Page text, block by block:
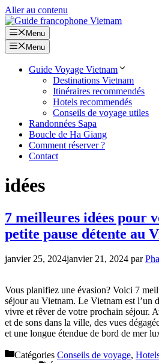
Aller au contenu
Menu
Menu
Guide Voyage Vietnam
Destinations Vietnam
Itinéraires recommendés
Hotels recommendés
Conseils de voyage utiles
Randonnées Sapa
Boucle de Ha Giang
Comment réserver ?
Contact
idées
7 meilleures idées pour
petite pause détente au
janvier 25, 2024janvier 21, 2024 par
Vous planifiez une évasion? Voici 7
séjour au Vietnam. Le Vietnam est l’un
vivre et rêver de votre prochain séjour.
et de sons dans la ville, des vues
et une longue étendue de bord de mer
Catégories Conseils de voyage,